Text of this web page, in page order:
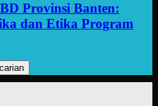
Provinsi Banten:
dan Etika Program